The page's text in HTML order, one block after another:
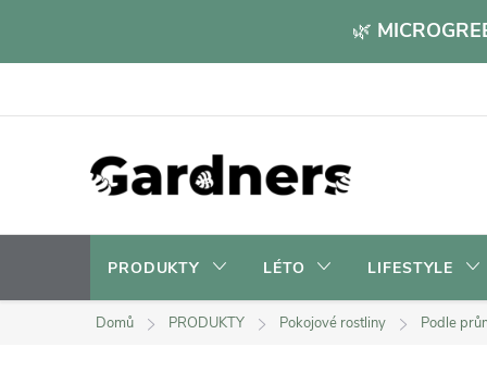
🌿
PRODUKTY LÉTO LIFESTYLE
Domů PRODUKTY Pokojové rostliny Podle